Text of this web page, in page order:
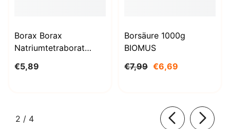
Borax Borax
Natriumtetraborat
STANLAB
€5,89
Borsäure 1000g
BIOMUS
€7,99 €6,69
2 / von
4